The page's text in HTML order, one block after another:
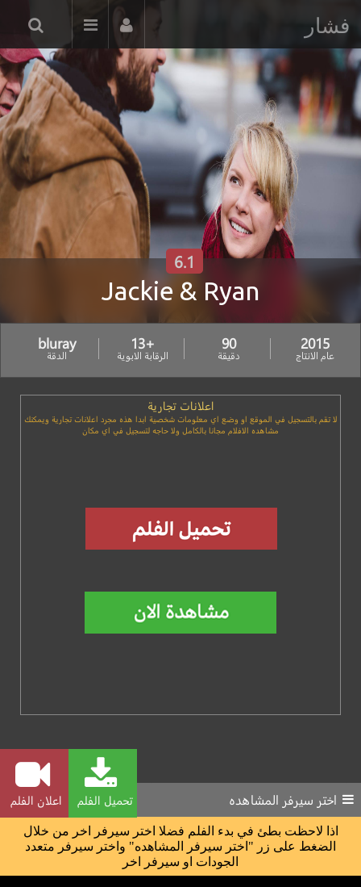
فشار
Jackie & Ryan
6.1
2015
عام الانتاج
90
دقيقة
+13
الرقابة الابوية
bluray
الدقة
اعلانات تجارية
لا تقم بالتسجيل في الموقع او وضع اي معلومات شخصية ابدا هذه مجرد اعلانات تجارية ويمكنك
مشاهده الافلام مجانا بالكامل ولا حاجه لتسجيل في اي مكان
تحميل الفلم اعلان الفلم اختر سيرفر المشاهده
اذا لاحظت بطئ في بدء الفلم فضلا اختر سيرفر اخر من خلال
الضغط على زر "اختر سيرفر المشاهده" واختر سيرفر متعدد
الجودات او سيرفر اخر